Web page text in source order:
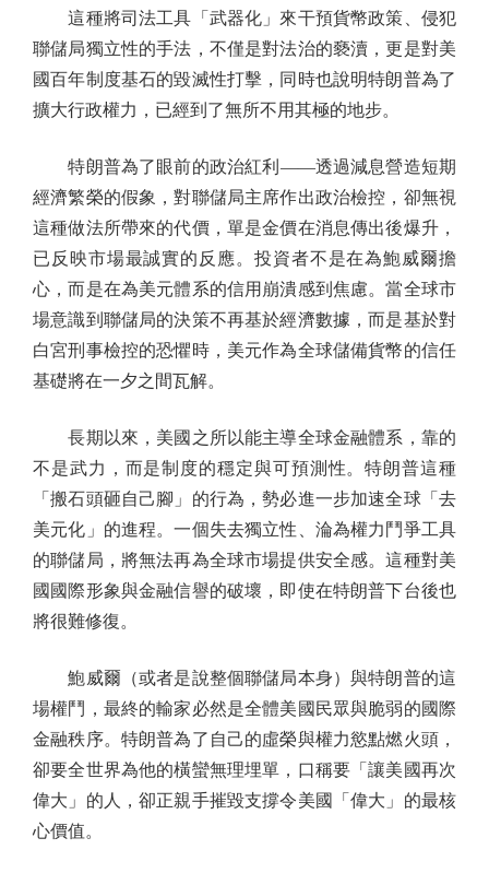
這種將司法工具「武器化」來干預貨幣政策、侵犯
聯儲局獨立性的手法，不僅是對法治的褻瀆，更是對美
國百年制度基石的毀滅性打擊，同時也說明特朗普為了
擴大行政權力，已經到了無所不用其極的地步。
特朗普為了眼前的政治紅利——透過減息營造短期
經濟繁榮的假象，對聯儲局主席作出政治檢控，卻無視
這種做法所帶來的代價，單是金價在消息傳出後爆升，
已反映市場最誠實的反應。投資者不是在為鮑威爾擔
心，而是在為美元體系的信用崩潰感到焦慮。當全球市
場意識到聯儲局的決策不再基於經濟數據，而是基於對
白宮刑事檢控的恐懼時，美元作為全球儲備貨幣的信任
基礎將在一夕之間瓦解。
長期以來，美國之所以能主導全球金融體系，靠的
不是武力，而是制度的穩定與可預測性。特朗普這種
「搬石頭砸自己腳」的行為，勢必進一步加速全球「去
美元化」的進程。一個失去獨立性、淪為權力鬥爭工具
的聯儲局，將無法再為全球市場提供安全感。這種對美
國國際形象與金融信譽的破壞，即使在特朗普下台後也
將很難修復。
鮑威爾（或者是說整個聯儲局本身）與特朗普的這
場權鬥，最終的輸家必然是全體美國民眾與脆弱的國際
金融秩序。特朗普為了自己的虛榮與權力慾點燃火頭，
卻要全世界為他的橫蠻無理埋單，口稱要「讓美國再次
偉大」的人，卻正親手摧毀支撐令美國「偉大」的最核
心價值。